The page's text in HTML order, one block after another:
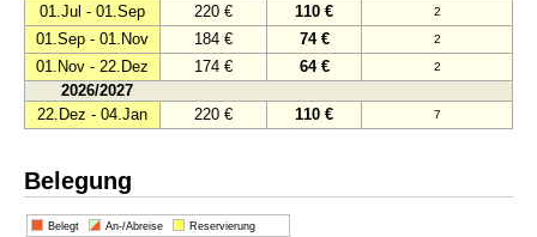
01.Jul - 01.Sep
220 € 110 € 2
01.Sep - 01.Nov 184 € 74 € 2
01.Nov - 22.Dez 174 € 64 € 2
2026/2027
22.Dez - 04.Jan
220 € 110 € 7
Belegung
Belegt An-/Abreise Reservierung